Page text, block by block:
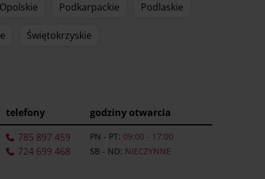
Opolskie Podkarpackie Podlaskie
Świętokrzyskie
telefony
godziny otwarcia
785 897 459
724 699 468
PN - PT: 09:00 - 17:00
SB - ND: NIECZYNNE